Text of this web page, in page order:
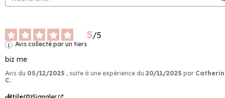
5/5
Avis collecté par un tiers
biz me
Avis du 05/12/2025 , suite à une expérience du 20/11/2025 par
C.